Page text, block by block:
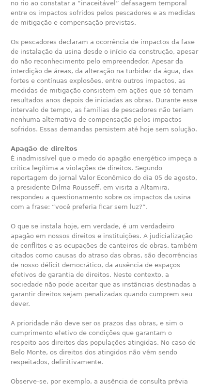
no rio ao constatar a “inaceitável” defasagem temporal
entre os impactos sofridos pelos pescadores e as medidas
de mitigação e compensação previstas.
Os pescadores declaram a ocorrência de impactos da fase
de instalação da usina desde o início da construção, apesar
do não reconhecimento pelo empreendedor. Apesar da
interdição de áreas, da alteração na turbidez da água, das
fortes e contínuas explosões, entre outros impactos, as
medidas de mitigação consistem em ações que só teriam
resultados anos depois de iniciadas as obras. Durante esse
intervalo de tempo, as famílias de pescadores não teriam
nenhuma alternativa de compensação pelos impactos
sofridos. Essas demandas persistem até hoje sem solução.
Apagão de direitos
É inadmissível que o medo do apagão energético impeça a
crítica legítima a violações de direitos. Segundo
reportagem do jornal Valor Econômico do dia 05 de agosto,
a presidente Dilma Rousseff, em visita a Altamira,
respondeu a questionamento sobre os impactos da usina
com a frase: “você preferia ficar sem luz?”.
O que se instala hoje, em verdade, é um verdadeiro
apagão em nossos direitos e instituições. A judicialização
de conflitos e as ocupações de canteiros de obras, também
citados como causas do atraso das obras, são decorrências
de nosso déficit democrático, da ausência de espaços
efetivos de garantia de direitos. Neste contexto, a
sociedade não pode aceitar que as instâncias destinadas a
garantir direitos sejam penalizadas quando cumprem seu
dever.
A prioridade não deve ser os prazos das obras, e sim o
cumprimento efetivo de condições que garantam o
respeito aos direitos das populações atingidas. No caso de
Belo Monte, os direitos dos atingidos não vêm sendo
respeitados, definitivamente.
Observe-se, por exemplo, a ausência de consulta prévia